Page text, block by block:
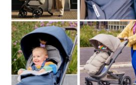
Dr. Albert Fuchs
Élan Flow
Foodsavers
FREIHERZ